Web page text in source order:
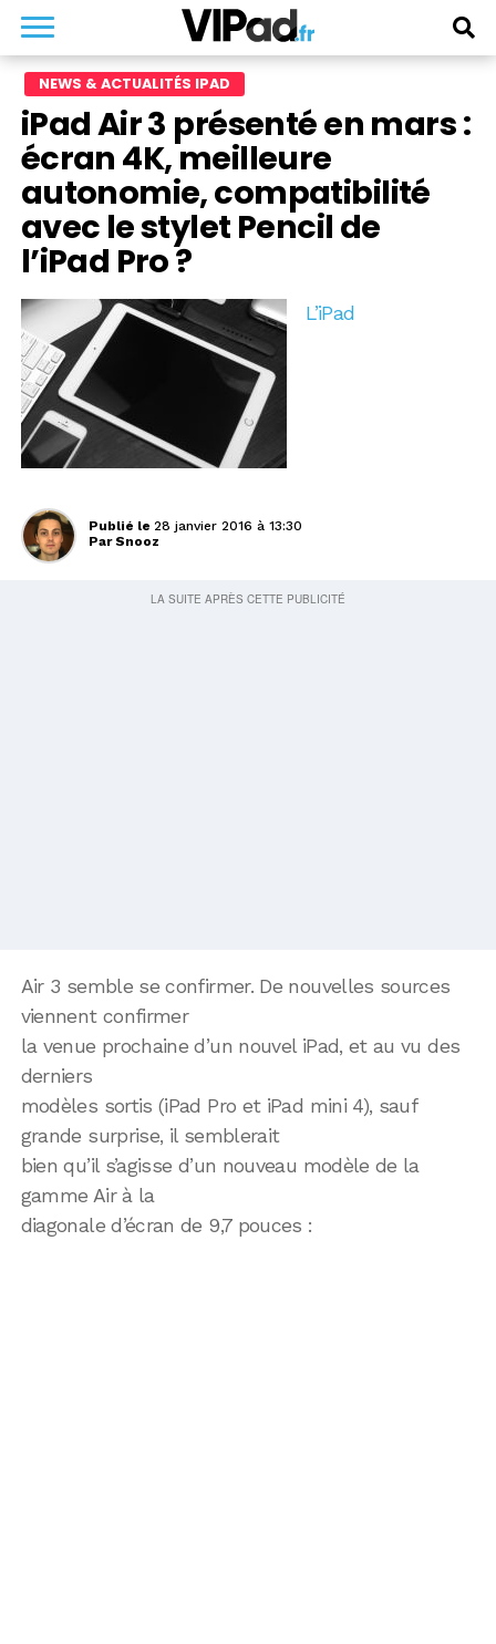
NEWS & ACTUALITÉS IPAD
iPad Air 3 présenté en mars :
écran 4K, meilleure
autonomie, compatibilité
avec le stylet Pencil de
l’iPad Pro ?
L’iPad
Publié le 28 janvier 2016 à 13:30
Par Snooz
Air 3 semble se confirmer. De nouvelles sources
viennent confirmer
la venue prochaine d’un nouvel iPad, et au vu des
derniers
modèles sortis (iPad Pro et iPad mini 4), sauf
grande surprise, il semblerait
bien qu’il s’agisse d’un nouveau modèle de la
gamme Air à la
diagonale d’écran de 9,7 pouces :